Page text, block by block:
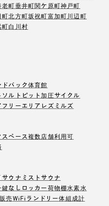
老町垂井町関ケ原町神戸町
町北方町坂祝町富加町川辺町
町白川村
ドバック体育館
ソルトピット加圧サイクル
フリーエリア レズミルズ
スペース複数店舗利用可
サウナ ミストサウナ
鍵なしロッカー荷物棚水素水
売WiFi ランドリー体組成計